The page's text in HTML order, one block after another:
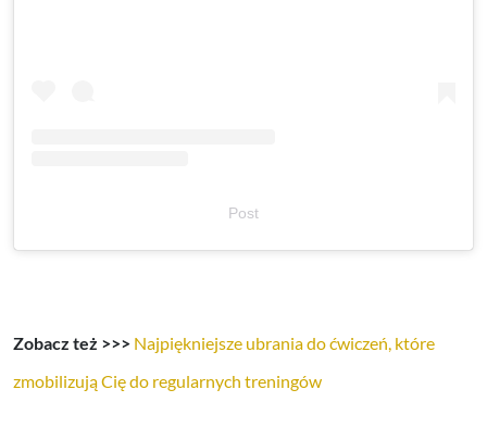
Post
Zobacz też >>> Najpiękniejsze ubrania do ćwiczeń, które
zmobilizują Cię do regularnych treningów